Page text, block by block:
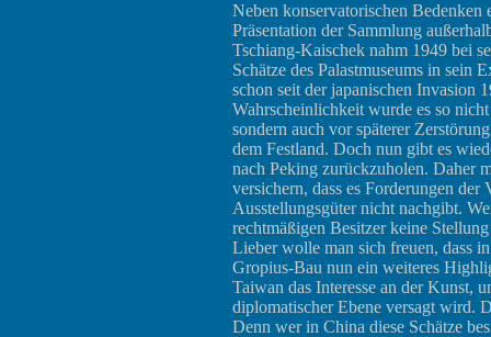
Neben konservatorischen Bedenken
Präsentation der Sammlung
Tschiang-Kaischek nahm 1949 bei
Schätze des Palastmuseums in sein
schon seit der japanischen Invasion
Wahrscheinlichkeit wurde es so
sondern auch vor späterer
dem Festland. Doch nun gibt es
nach Peking zurückzuholen. Daher
versichern, dass es Forderungen
Ausstellungsgüter nicht nachgibt.
rechtmäßigen Besitzer keine
Lieber wolle man sich freuen, dass
Gropius-Bau nun ein weiteres
Taiwan das Interesse an der Kunst,
diplomatischer Ebene versagt wird.
Denn wer in China diese Schätze